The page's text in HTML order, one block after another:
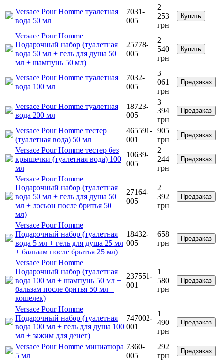
Versace Pour Homme туалетная
вода 50 мл
7031-
005
2
253
грн
Купить
Versace Pour Homme
Подарочный набор (туалетная
вода 50 мл + гель для душа 50
мл + шампунь 50 мл)
25778-
005
2
540
грн
Купить
Versace Pour Homme туалетная
вода 100 мл
7032-
005
3
061
грн
Предзаказ
Versace Pour Homme туалетная
вода 200 мл
18723-
005
3
394
грн
Предзаказ
Versace Pour Homme тестер
(туалетная вода) 50 мл
465591-
001
905
грн
Предзаказ
Versace Pour Homme тестер без
крышечки (туалетная вода) 100
мл
10639-
005
2
244
грн
Предзаказ
Versace Pour Homme
Подарочный набор (туалетная
вода 50 мл + гель для душа 50
мл + лосьон после бритья 50
мл)
27164-
005
2
392
грн
Предзаказ
Versace Pour Homme
Подарочный набор (туалетная
вода 5 мл + гель для душа 25 мл
+ бальзам после брытья 25 мл)
18432-
005
658
грн
Предзаказ
Versace Pour Homme
Подарочный набор (туалетная
вода 100 мл + шампунь 50 мл +
бальзам после бритья 50 мл +
кошелек)
237551-
001
1
580
грн
Предзаказ
Versace Pour Homme
Подарочный набор (туалетная
вода 100 мл + гель для душа 100
мл + зажим для денег)
747002-
001
1
490
грн
Предзаказ
Versace Pour Homme миниатюра
5 мл
7360-
005
292
грн
Предзаказ